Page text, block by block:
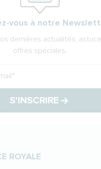
vous à notre
dernières actualités,
offres spéciales.
*
S'INSCRIRE
ROYALE